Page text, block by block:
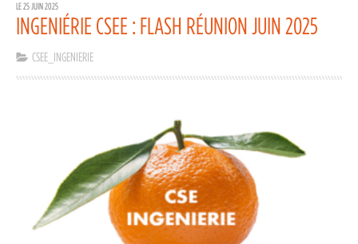
LE 25 JUIN 2025
INGENIÉRIE CSEE : FLASH RÉUNION JUIN 2025
CSEE_INGENIERIE